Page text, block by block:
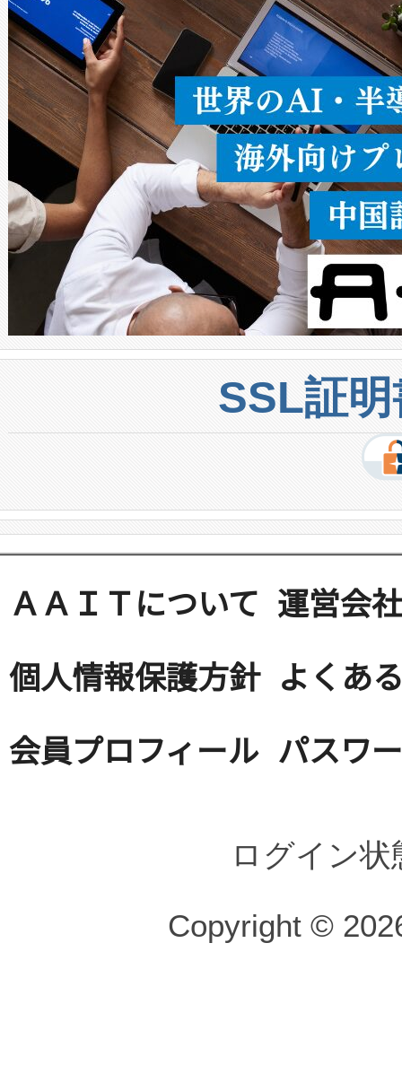
うにします。遠距離まで届く
密度なスキャ […]
SSL証
ＡＡＩＴについて 運営会社
個人情報保護方針 よくあ
会員プロフィール パスワ
ログイン
Copyright ©